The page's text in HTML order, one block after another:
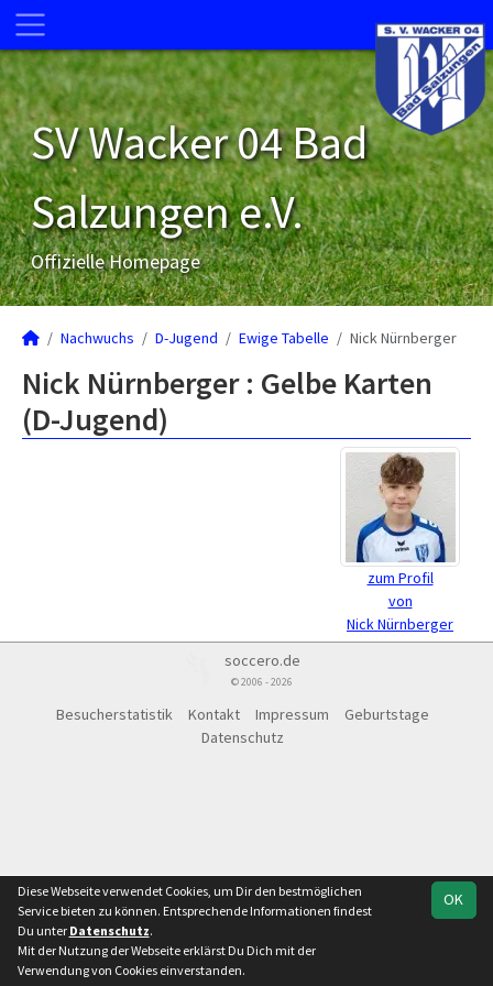
SV Wacker 04 Bad
Salzungen e.V.
Offizielle Homepage
Nachwuchs D-Jugend Ewige Tabelle Nick Nürnberger
Nick Nürnberger : Gelbe Karten
(D-Jugend)
zum Profil
von
Nick Nürnberger
soccero.de
© 2006 - 2026
Besucherstatistik Kontakt Impressum
Geburtstage
Datenschutz
OK
Diese Webseite verwendet Cookies, um Dir den bestmöglichen
Service bieten zu können. Entsprechende Informationen findest
Du unter Datenschutz.
Mit der Nutzung der Webseite erklärst Du Dich mit der
Verwendung von Cookies einverstanden.